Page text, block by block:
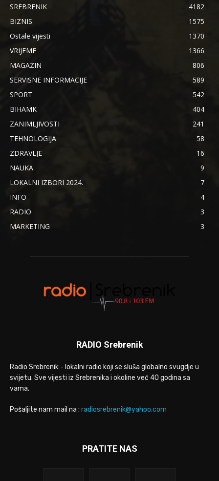
SREBRENIK
4182
BIZNIS
1575
Ostale vijesti
1370
VRIJEME
1366
MAGAZIN
806
SERVISNE INFORMACIJE
589
SPORT
542
BIHAMK
404
ZANIMLJIVOSTI
241
TEHNOLOGIJA
58
ZDRAVLJE
16
NAUKA
9
LOKALNI IZBORI 2024.
7
INFO
4
RADIO
3
MARKETING
3
RADIO Srebrenik
Radio Srebrenik - lokalni radio koji se sluša globalno svugdje u
svijetu. Sve vijesti iz Srebrenika i okoline već 40 godina sa
vama.
Pošaljite nam mail na : radiosrebrenik@yahoo.com
PRATITE NAS